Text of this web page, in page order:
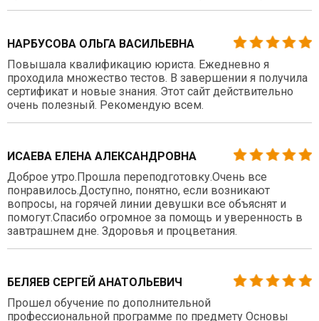
НАРБУСОВА ОЛЬГА ВАСИЛЬЕВНА
Повышала квалификацию юриста. Ежедневно я
проходила множество тестов. В завершении я получила
сертификат и новые знания. Этот сайт действительно
очень полезный. Рекомендую всем.
ИСАЕВА ЕЛЕНА АЛЕКСАНДРОВНА
Доброе утро.Прошла переподготовку.Очень все
понравилось.Доступно, понятно, если возникают
вопросы, на горячей линии девушки все объяснят и
помогут.Спасибо огромное за помощь и уверенность в
завтрашнем дне. Здоровья и процветания.
БЕЛЯЕВ СЕРГЕЙ АНАТОЛЬЕВИЧ
Прошел обучение по дополнительной
профессиональной программе по предмету Основы